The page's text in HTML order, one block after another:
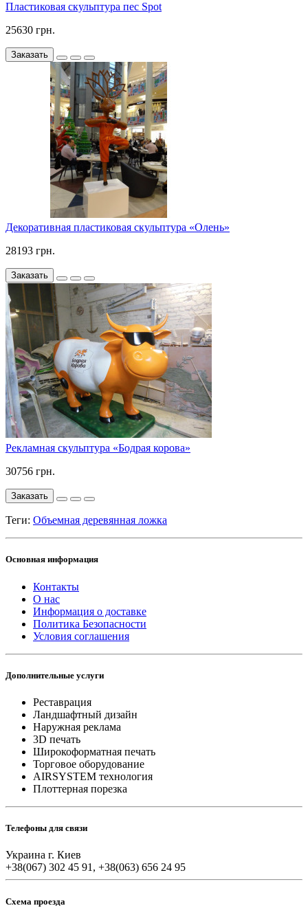
Пластиковая скульптура пес Spot
25630 грн.
Заказать
Декоративная пластиковая скульптура «Олень»
28193 грн.
Заказать
Рекламная скульптура «Бодрая корова»
30756 грн.
Заказать
Теги: Объемная деревянная ложка
Основная информация
Контакты
О нас
Информация о доставке
Политика Безопасности
Условия соглашения
Дополнительные услуги
Реставрация
Ландшафтный дизайн
Наружная реклама
3D печать
Широкоформатная печать
Торговое оборудование
AIRSYSTEM технология
Плоттерная порезка
Телефоны для связи
Украина г. Киев
+38(067) 302 45 91, +38(063) 656 24 95
Схема проезда